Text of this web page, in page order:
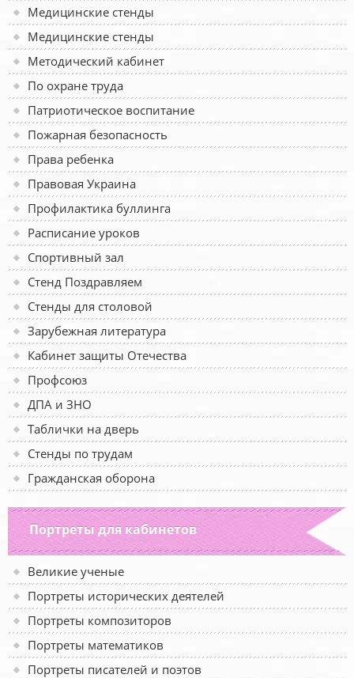
Медицинские стенды
Медицинские стенды
Методический кабинет
По охране труда
Патриотическое воспитание
Пожарная безопасность
Права ребенка
Правовая Украина
Профилактика буллинга
Расписание уроков
Спортивный зал
Стенд Поздравляем
Стенды для столовой
Зарубежная литература
Кабинет защиты Отечества
Профсоюз
ДПА и ЗНО
Таблички на дверь
Стенды по трудам
Гражданская оборона
Портреты для кабинетов
Великие ученые
Портреты исторических деятелей
Портреты композиторов
Портреты математиков
Портреты писателей и поэтов